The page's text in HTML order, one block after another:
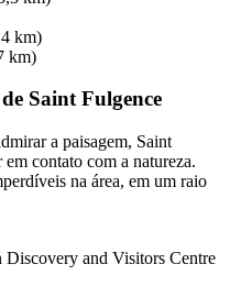
km)
km)
Saint Fulgence
a paisagem, Saint
contato com a natureza.
na área, em um raio
and Visitors Centre